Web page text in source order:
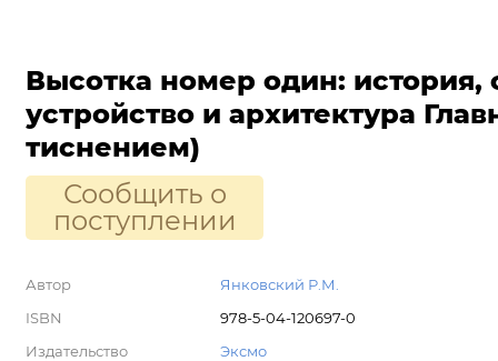
Высотка номер один: история,
устройство и архитектура
тиснением)
Сообщить о
поступлении
Автор
Янковский Р.М.
ISBN
978-5-04-120697-0
Издательство
Эксмо